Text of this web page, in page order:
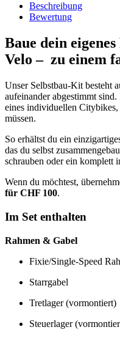
Beschreibung
Bewertung
Baue dein
Velo – zu einem
Unser Selbstbau-Kit besteht
aufeinander abgestimmt
eines individuellen Citybikes,
müssen.
So erhältst du ein
das du selbst
schrauben oder ein komplett
Wenn du möchtest,
für CHF 100.
Im Set enthalten
Rahmen & Gabel
Fixie/Single-Speed
Starrgabel
Tretlager (vormontiert)
Steuerlager